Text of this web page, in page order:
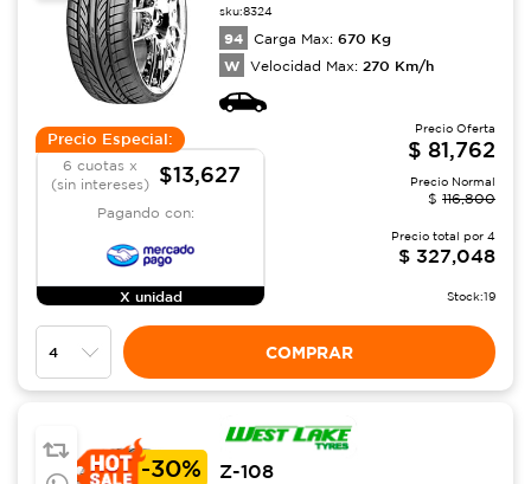
sku:8324
94 Carga Max: 670 Kg
W Velocidad Max: 270 Km/h
Precio Especial:
6 cuotas x
(sin intereses)
$13,627
Pagando con:
X unidad
Precio Oferta
$ 81,762
Precio Normal
$ 116,800
Precio total por 4
$ 327,048
Stock:19
COMPRAR
-30%
Z-108